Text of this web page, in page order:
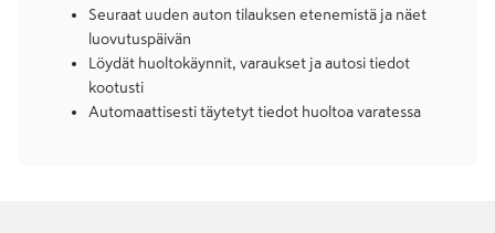
Seuraat uuden auton tilauksen etenemistä ja näet
luovutuspäivän
Löydät huoltokäynnit, varaukset ja autosi tiedot
kootusti
Automaattisesti täytetyt tiedot huoltoa varatessa